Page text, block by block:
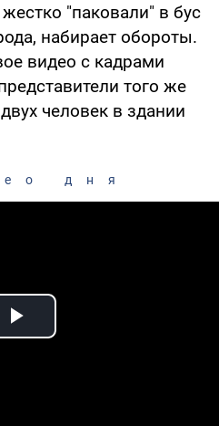
"паковали" в бус
набирает обороты.
видео с кадрами
того же
человек в здании
дня
Play Video